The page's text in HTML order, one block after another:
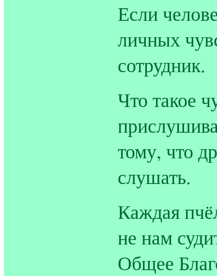
Если
личных
сотрудник.
Что такое
тому, что
слушать.
Каждая
не нам
Общее